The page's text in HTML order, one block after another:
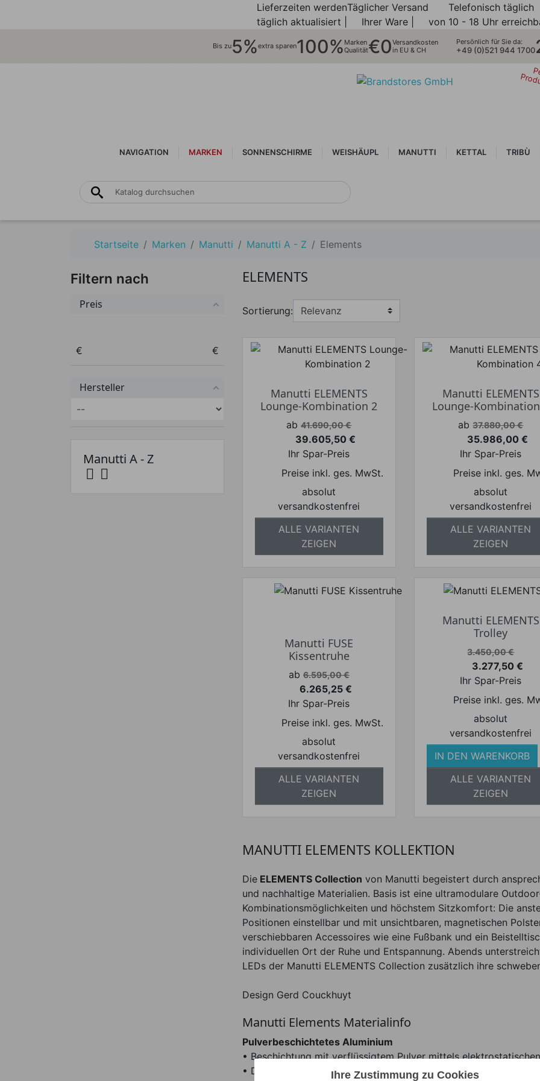
Lieferzeiten werden
täglich aktualisiert |
Täglicher Versand
Ihrer Ware |
Telefonisch täglich
von 10 - 18 Uhr
Bis zu5%extra sparen100% Marken
Qualität€0Versandkosten
in EU & CH
Persönlich für Sie da:
+49 (0)521 944 1700
NAVIGATION MARKEN SONNENSCHIRME WEISHÄUPL MANUTTI KETTAL TRIBÙ
Startseite Marken Manutti Manutti A - Z Elements
Filtern nach
Preis
Preis von
€ Preis bis
€
Hersteller
Manutti A - Z
 
ELEMENTS
Sortierung:
Manutti ELEMENTS
Lounge-Kombination 2
Verkaufspreis
ab 41.690,00 €
Preis
39.605,50 €
Ihr Spar-Preis
Preise inkl. ges. MwSt.
absolut
versandkostenfrei
ALLE VARIANTEN
ZEIGEN
Manutti ELEMENTS
Lounge-
Verkaufspreis
ab 37.880,00 €
Preis
35.986,00 €
Ihr Spar-Preis
Preise inkl. ges.
absolut
versandkostenfrei
ALLE VARIANTEN
ZEIGEN
Manutti FUSE
Kissentruhe
Verkaufspreis
ab 6.595,00 €
Preis
6.265,25 €
Ihr Spar-Preis
Preise inkl. ges. MwSt.
absolut
versandkostenfrei
ALLE VARIANTEN
ZEIGEN
Manutti ELEMENTS
Trolley
Verkaufspreis
3.450,00 €
Preis
3.277,50 €
Ihr Spar-Preis
Preise inkl. ges.
absolut
versandkostenfrei
IN DEN WARENKORB
ALLE VARIANTEN
ZEIGEN
MANUTTI ELEMENTS KOLLEKTION
Die ELEMENTS Collection von Manutti begeistert durch
und nachhaltige Materialien. Basis ist eine ultramodulare
Kombinationsmöglichkeiten und höchstem Sitzkomfort: Die
Positionen einstellbar und mit unsichtbaren, magnetischen
verschiebbaren Accessoires wie eine Fußbank und ein
individuellen Ort der Ruhe und Entspannung. Abends
LEDs der Manutti ELEMENTS Collection zusätzlich ihre
Design Gerd Couckhuyt
Manutti Elements Materialinfo
Pulverbeschichtetes Aluminium
• Beschichtung mit verflüssigtem Pulver mittels
• Durch die anschließende Härtung im Ofen entsteht eine
Ihre Zustimmung zu Cookies